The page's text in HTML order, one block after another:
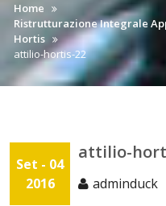
Home
Ristrutturazione Integrale
Hortis
attilio-hortis-22
Set - 04
2016
attilio-
adminduck